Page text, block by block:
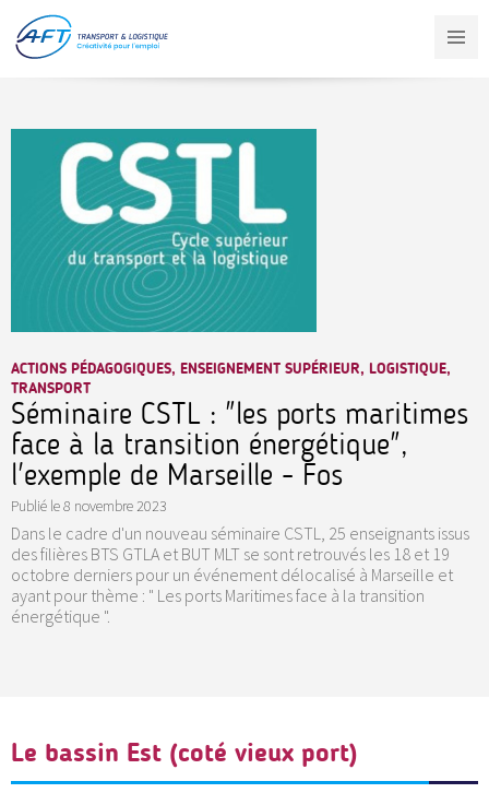
contenu
principal
ACTIONS PÉDAGOGIQUES, ENSEIGNEMENT SUPÉRIEUR, LOGISTIQUE,
TRANSPORT
Séminaire CSTL : "les ports maritimes
face à la transition énergétique",
l'exemple de Marseille - Fos
Publié le8 novembre 2023
Dans le cadre d'un nouveau séminaire CSTL, 25 enseignants issus
des filières BTS GTLA et BUT MLT se sont retrouvés les 18 et 19
octobre derniers pour un événement délocalisé à Marseille et
ayant pour thème : " Les ports Maritimes face à la transition
énergétique ".
Le bassin Est (coté vieux port)